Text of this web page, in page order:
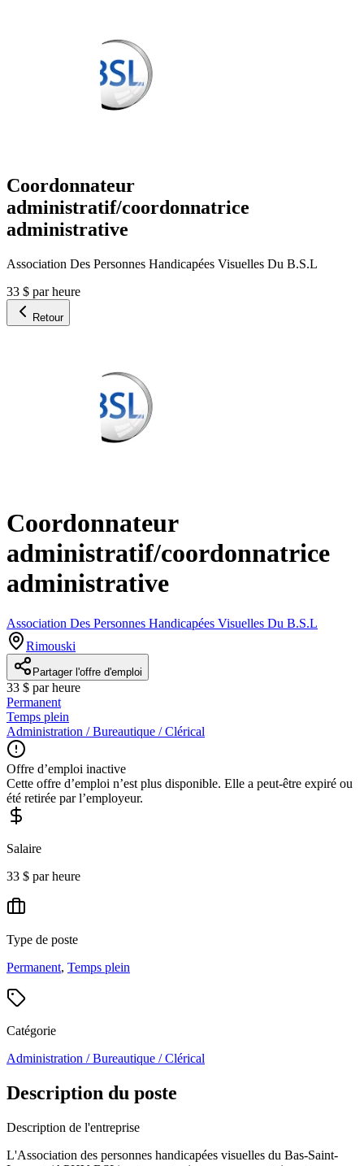
Coordonnateur
administratif/coordonnatrice
administrative
Association Des Personnes Handicapées Visuelles Du B.S.L
33 $ par heure
Retour
Coordonnateur
administratif/coordonnatrice
administrative
Association Des Personnes Handicapées Visuelles Du B.S.L
Rimouski
Partager l'offre d'emploi
33 $ par heure
Permanent
Temps plein
Administration / Bureautique / Clérical
Offre d’emploi inactive
Cette offre d’emploi n’est plus disponible. Elle a peut-être expiré ou
été retirée par l’employeur.
Salaire
33 $ par heure
Type de poste
Permanent, Temps plein
Catégorie
Administration / Bureautique / Clérical
Description du poste
Description de l'entreprise
L'Association des personnes handicapées visuelles du Bas-Saint-